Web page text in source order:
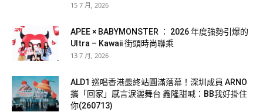
15 7 月, 2026
APEE × BABYMONSTER ： 2026 年度強勢引爆的
Ultra – Kawaii 街頭時尚聯乘
13 7 月, 2026
ALD1 巡唱香港最終站圓滿落幕！深圳成員 ARNO
攜「回家」感言淚灑舞台 鑫隆甜喊：BB我好掛住
你(260713)